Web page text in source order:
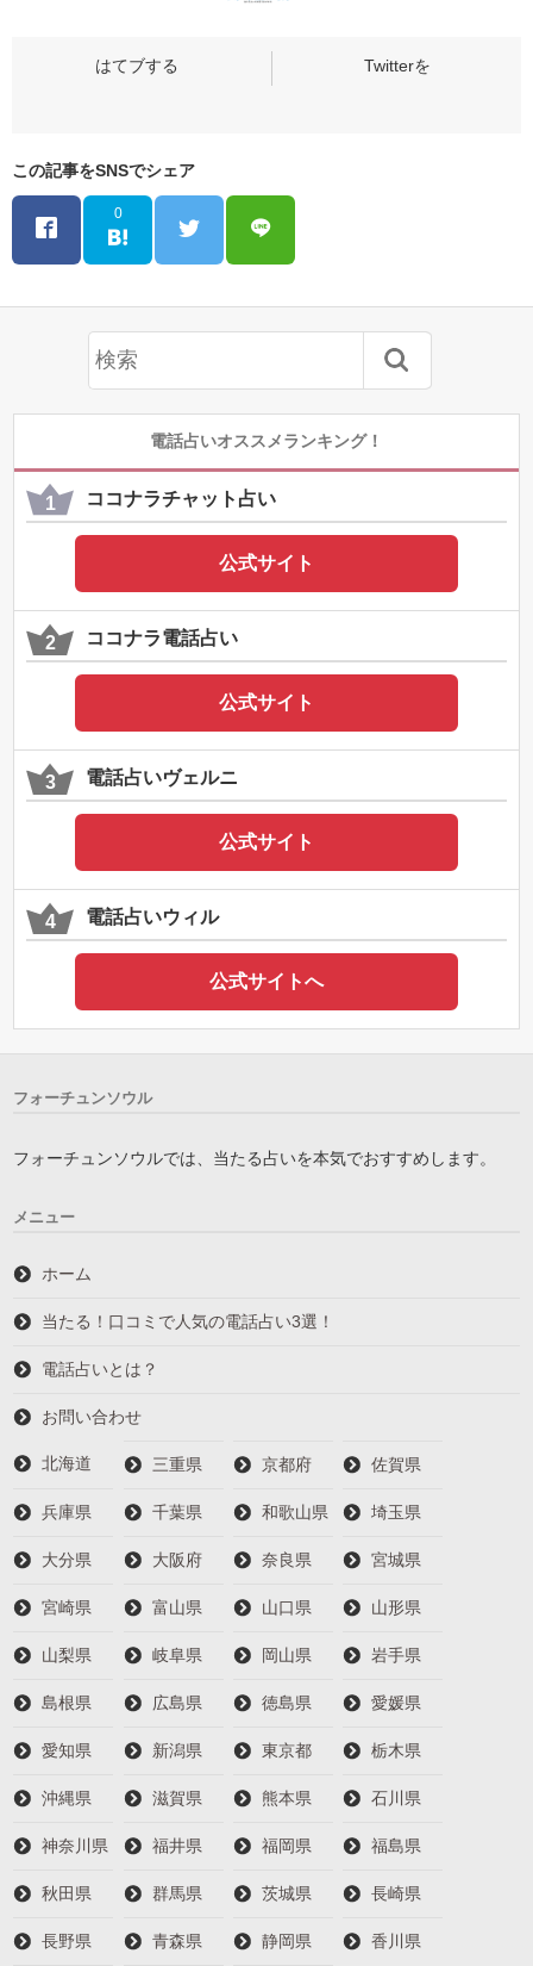
この記事をSNSでシェア
0
電話占いオススメランキング！
ココナラチャット占い
公式サイト
ココナラ電話占い
公式サイト
電話占いヴェルニ
公式サイト
電話占いウィル
公式サイトへ
フォーチュンソウル
フォーチュンソウルでは、当たる占いを本気でおすすめします。
メニュー
ホーム
当たる！口コミで人気の電話占い3選！
電話占いとは？
お問い合わせ
北海道 三重県 京都府 佐賀県
兵庫県 千葉県 和歌山県 埼玉県
大分県 大阪府 奈良県 宮城県
宮崎県 富山県 山口県 山形県
山梨県 岐阜県 岡山県 岩手県
島根県 広島県 徳島県 愛媛県
愛知県 新潟県 東京都 栃木県
沖縄県 滋賀県 熊本県 石川県
神奈川県 福井県 福岡県 福島県
秋田県 群馬県 茨城県 長崎県
長野県 青森県 静岡県 香川県